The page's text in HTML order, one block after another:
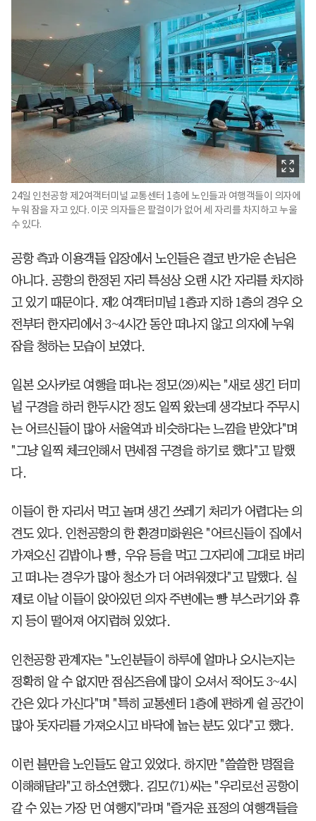
24일 인천공항 제2여객터미널 교통센터 1층에 노인들과 여행객들이 의자에
누워 잠을 자고 있다. 이곳 의자들은 팔걸이가 없어 세 자리를 차지하고 누울
수 있다.
공항 측과 이용객들 입장에서 노인들은 결코 반가운 손님은
아니다. 공항의 한정된 자리 특성상 오랜 시간 자리를 차지하
고 있기 때문이다. 제2 여객터미널 1층과 지하 1층의 경우 오
전부터 한자리에서 3~4시간 동안 떠나지 않고 의자에 누워
잠을 청하는 모습이 보였다.
일본 오사카로 여행을 떠나는 정모(29)씨는 "새로 생긴 터미
널 구경을 하러 한두시간 정도 일찍 왔는데 생각보다 주무시
는 어르신들이 많아 서울역과 비슷하다는 느낌을 받았다"며
"그냥 일찍 체크인해서 면세점 구경을 하기로 했다"고 말했
다.
이들이 한 자리서 먹고 놀며 생긴 쓰레기 처리가 어렵다는 의
견도 있다. 인천공항의 한 환경미화원은 "어르신들이 집에서
가져오신 김밥이나 빵, 우유 등을 먹고 그자리에 그대로 버리
고 떠나는 경우가 많아 청소가 더 어려워졌다"고 말했다. 실
제로 이날 이들이 앉아있던 의자 주변에는 빵 부스러기와 휴
지 등이 떨어져 어지럽혀 있었다.
인천공항 관계자는 "노인분들이 하루에 얼마나 오시는지는
정확히 알 수 없지만 점심즈음에 많이 오셔서 적어도 3~4시
간은 있다 가신다"며 "특히 교통센터 1층에 편하게 쉴 공간이
많아 돗자리를 가져오시고 바닥에 눕는 분도 있다"고 했다.
이런 불만을 노인들도 알고 있었다. 하지만 "쓸쓸한 명절을
이해해달라"고 하소연했다. 김모(71)씨는 "우리로선 공항이
갈 수 있는 가장 먼 여행지"라며 "즐거운 표정의 여행객들을